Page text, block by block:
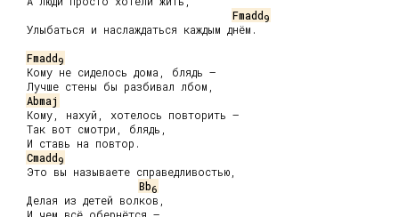
Fmadd9
Fmadd9
Abmaj
Cmadd9
Bb6